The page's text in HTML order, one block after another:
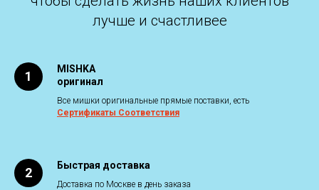
лучше и счастливее
MISHKA
оригинал
Все мишки оригинальные прямые поставки, есть
Сертификаты Соответствия
Быстрая доставка
Доставка по Москве в день заказа